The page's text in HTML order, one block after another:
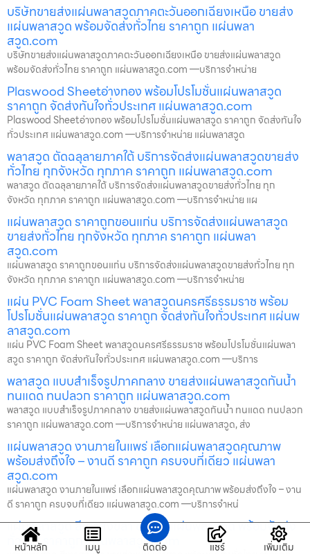
บริษัทขายส่งแผ่นพลาสวูดภาคตะวันออกเฉียงเหนือ ขายส่ง
แผ่นพลาสวูด พร้อมจัดส่งทั่วไทย ราคาถูก แผ่นพลา
สวูด.com
บริษัทขายส่งแผ่นพลาสวูดภาคตะวันออกเฉียงเหนือ ขายส่งแผ่นพลาสวูด
พร้อมจัดส่งทั่วไทย ราคาถูก แผ่นพลาสวูด.com —บริการจำหน่าย
Plaswood Sheetอ่างทอง พร้อมโปรโมชั่นแผ่นพลาสวูด
ราคาถูก จัดส่งทันใจทั่วประเทศ แผ่นพลาสวูด.com
Plaswood Sheetอ่างทอง พร้อมโปรโมชั่นแผ่นพลาสวูด ราคาถูก จัดส่งทันใจ
ทั่วประเทศ แผ่นพลาสวูด.com —บริการจำหน่าย แผ่นพลาสวูด
พลาสวูด ตัดฉลุลายภาคใต้ บริการจัดส่งแผ่นพลาสวูดขายส่ง
ทั่วไทย ทุกจังหวัด ทุกภาค ราคาถูก แผ่นพลาสวูด.com
พลาสวูด ตัดฉลุลายภาคใต้ บริการจัดส่งแผ่นพลาสวูดขายส่งทั่วไทย ทุก
จังหวัด ทุกภาค ราคาถูก แผ่นพลาสวูด.com —บริการจำหน่าย แผ
แผ่นพลาสวูด ราคาถูกขอนแก่น บริการจัดส่งแผ่นพลาสวูด
ขายส่งทั่วไทย ทุกจังหวัด ทุกภาค ราคาถูก แผ่นพลา
สวูด.com
แผ่นพลาสวูด ราคาถูกขอนแก่น บริการจัดส่งแผ่นพลาสวูดขายส่งทั่วไทย ทุก
จังหวัด ทุกภาค ราคาถูก แผ่นพลาสวูด.com —บริการจำหน่าย
แผ่น PVC Foam Sheet พลาสวูดนครศรีธรรมราช พร้อม
โปรโมชั่นแผ่นพลาสวูด ราคาถูก จัดส่งทันใจทั่วประเทศ แผ่นพ
ลาสวูด.com
แผ่น PVC Foam Sheet พลาสวูดนครศรีธรรมราช พร้อมโปรโมชั่นแผ่นพลา
สวูด ราคาถูก จัดส่งทันใจทั่วประเทศ แผ่นพลาสวูด.com —บริการ
พลาสวูด แบบสำเร็จรูปภาคกลาง ขายส่งแผ่นพลาสวูดกันน้ำ
ทนแดด ทนปลวก ราคาถูก แผ่นพลาสวูด.com
พลาสวูด แบบสำเร็จรูปภาคกลาง ขายส่งแผ่นพลาสวูดกันน้ำ ทนแดด ทนปลวก
ราคาถูก แผ่นพลาสวูด.com —บริการจำหน่าย แผ่นพลาสวูด, ส่ง
แผ่นพลาสวูด งานภายในแพร่ เลือกแผ่นพลาสวูดคุณภาพ
พร้อมส่งถึงใจ – งานดี ราคาถูก ครบจบที่เดียว แผ่นพลา
สวูด.com
แผ่นพลาสวูด งานภายในแพร่ เลือกแผ่นพลาสวูดคุณภาพ พร้อมส่งถึงใจ – งาน
ดี ราคาถูก ครบจบที่เดียว แผ่นพลาสวูด.com —บริการจำหน่
แผ่นพลาสวูด สีเทาสงขลา ขายส่งแผ่นพลาสวูด พร้อมจัดส่ง
ทั่วไทย ราคาถูก แผ่นพลาสวูด.com
หน้าหลัก เมนู ติดต่อ แชร์ เพิ่มเติม